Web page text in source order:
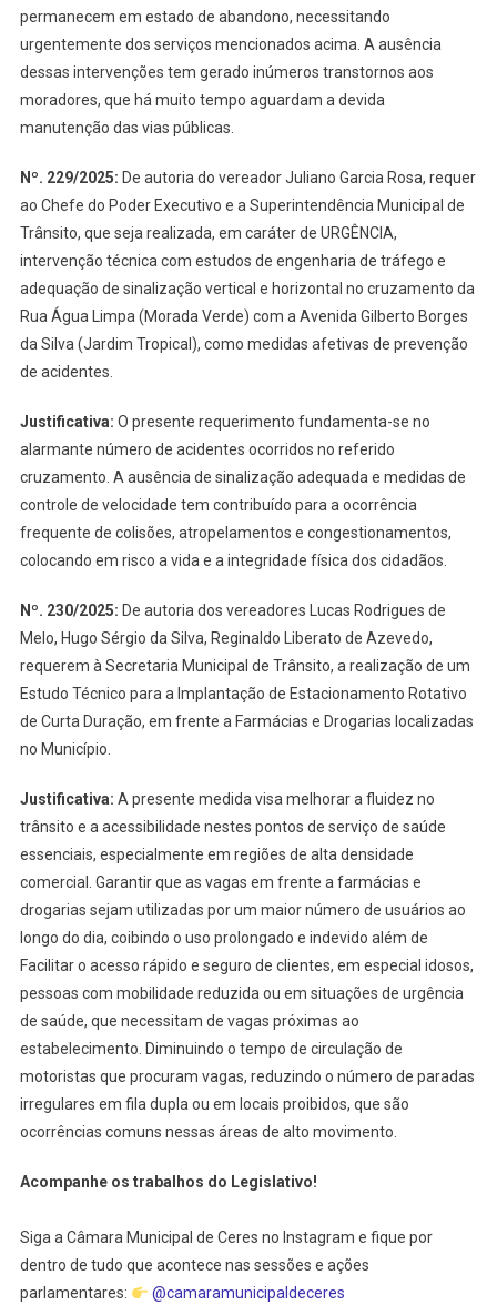
permanecem em estado de abandono, necessitando
urgentemente dos serviços mencionados acima. A ausência
dessas intervenções tem gerado inúmeros transtornos aos
moradores, que há muito tempo aguardam a devida
manutenção das vias públicas.
Nº. 229/2025: De autoria do vereador Juliano Garcia Rosa, requer
ao Chefe do Poder Executivo e a Superintendência Municipal de
Trânsito, que seja realizada, em caráter de URGÊNCIA,
intervenção técnica com estudos de engenharia de tráfego e
adequação de sinalização vertical e horizontal no cruzamento da
Rua Água Limpa (Morada Verde) com a Avenida Gilberto Borges
da Silva (Jardim Tropical), como medidas afetivas de prevenção
de acidentes.
Justificativa: O presente requerimento fundamenta-se no
alarmante número de acidentes ocorridos no referido
cruzamento. A ausência de sinalização adequada e medidas de
controle de velocidade tem contribuído para a ocorrência
frequente de colisões, atropelamentos e congestionamentos,
colocando em risco a vida e a integridade física dos cidadãos.
Nº. 230/2025: De autoria dos vereadores Lucas Rodrigues de
Melo, Hugo Sérgio da Silva, Reginaldo Liberato de Azevedo,
requerem à Secretaria Municipal de Trânsito, a realização de um
Estudo Técnico para a Implantação de Estacionamento Rotativo
de Curta Duração, em frente a Farmácias e Drogarias localizadas
no Município.
Justificativa: A presente medida visa melhorar a fluidez no
trânsito e a acessibilidade nestes pontos de serviço de saúde
essenciais, especialmente em regiões de alta densidade
comercial. Garantir que as vagas em frente a farmácias e
drogarias sejam utilizadas por um maior número de usuários ao
longo do dia, coibindo o uso prolongado e indevido além de
Facilitar o acesso rápido e seguro de clientes, em especial idosos,
pessoas com mobilidade reduzida ou em situações de urgência
de saúde, que necessitam de vagas próximas ao
estabelecimento. Diminuindo o tempo de circulação de
motoristas que procuram vagas, reduzindo o número de paradas
irregulares em fila dupla ou em locais proibidos, que são
ocorrências comuns nessas áreas de alto movimento.
Acompanhe os trabalhos do Legislativo!
Siga a Câmara Municipal de Ceres no Instagram e fique por
dentro de tudo que acontece nas sessões e ações
parlamentares:
@camaramunicipaldeceres